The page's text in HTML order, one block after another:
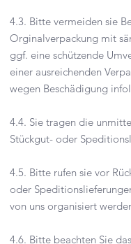
4.3. Bitte vermeiden sie
Orginalverpackung mit
ggf. eine schützende
einer ausreichenden
wegen Beschädigung
4.4. Sie tragen die
Stückgut- oder
4.5. Bitte rufen sie vor
oder
von uns organisiert
4.6. Bitte beachten Sie